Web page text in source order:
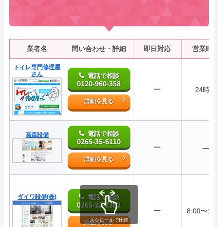
業者名 問い合わせ・詳細 即日対応 営業時
トイレ専門修理屋
さん
電話で相談
0120-960-358
詳細を見る
ー 24時間
高森設備 電話で相談
0265-35-6110
詳細を見る
ー ―
ダイワ設備(株) 電話で相談
0265-22-2382
詳細を見る
ー 8:00〜
スクロールで比較